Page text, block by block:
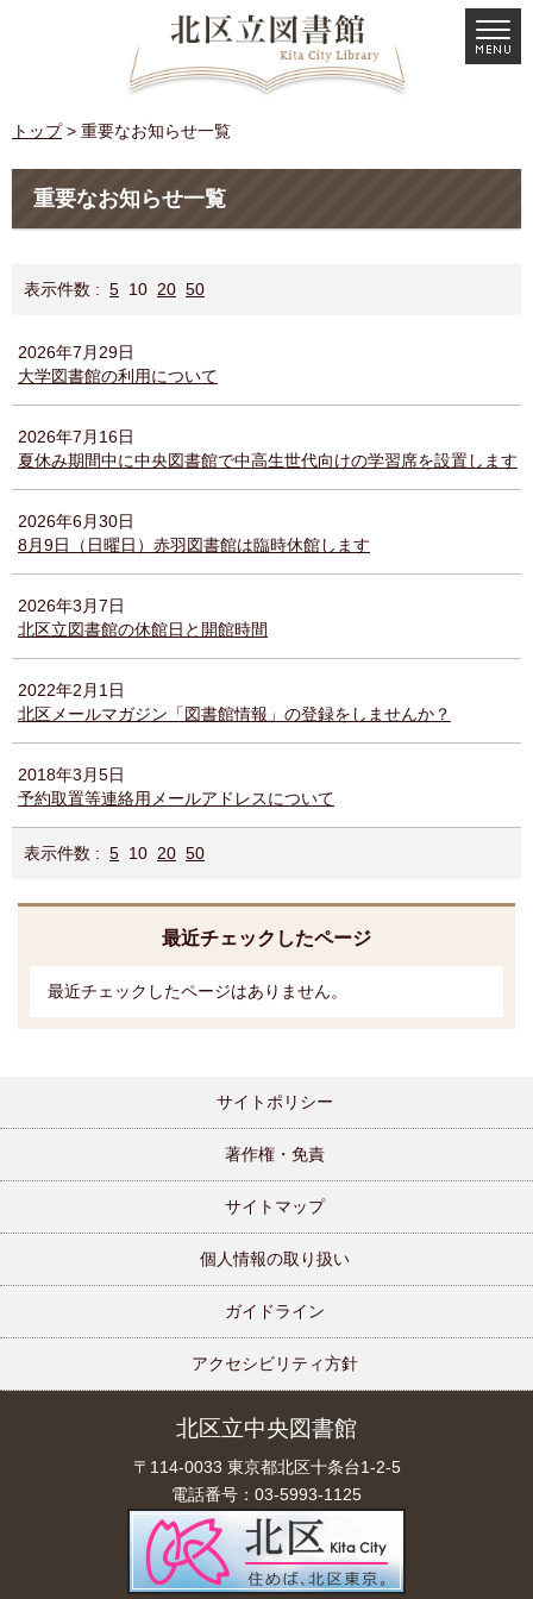
トップ> 重要なお知らせ一覧
重要なお知らせ一覧
表示件数 : 5 10 20 50
2026年7月29日
大学図書館の利用について
2026年7月16日
夏休み期間中に中央図書館で中高生世代向けの学習席を設置します
2026年6月30日
8月9日（日曜日）赤羽図書館は臨時休館します
2026年3月7日
北区立図書館の休館日と開館時間
2022年2月1日
北区メールマガジン「図書館情報」の登録をしませんか？
2018年3月5日
予約取置等連絡用メールアドレスについて
表示件数 : 5 10 20 50
最近チェックしたページ
最近チェックしたページはありません。
サイトポリシー
著作権・免責
サイトマップ
個人情報の取り扱い
ガイドライン
アクセシビリティ方針
北区立中央図書館
〒114-0033 東京都北区十条台1-2-5
電話番号：03-5993-1125